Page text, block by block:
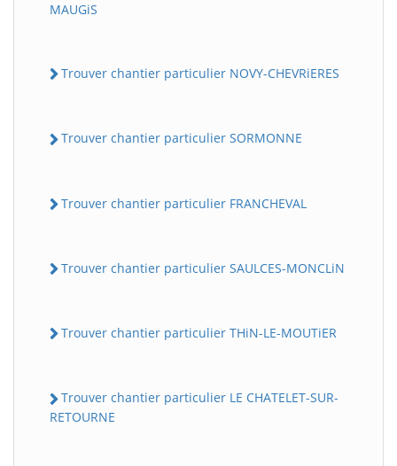
MAUGiS
Trouver chantier particulier NOVY-CHEVRiERES
Trouver chantier particulier SORMONNE
Trouver chantier particulier FRANCHEVAL
Trouver chantier particulier SAULCES-MONCLiN
Trouver chantier particulier THiN-LE-MOUTiER
Trouver chantier particulier LE CHATELET-SUR-
RETOURNE